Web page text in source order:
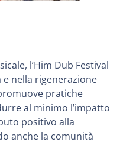
l’Him Dub Festival
nella rigenerazione
pratiche
al minimo l’impatto
positivo alla
anche la comunità